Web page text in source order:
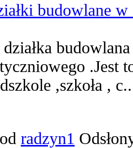
budowlane
działka
.Jest
,szkoła ,
radzyn1